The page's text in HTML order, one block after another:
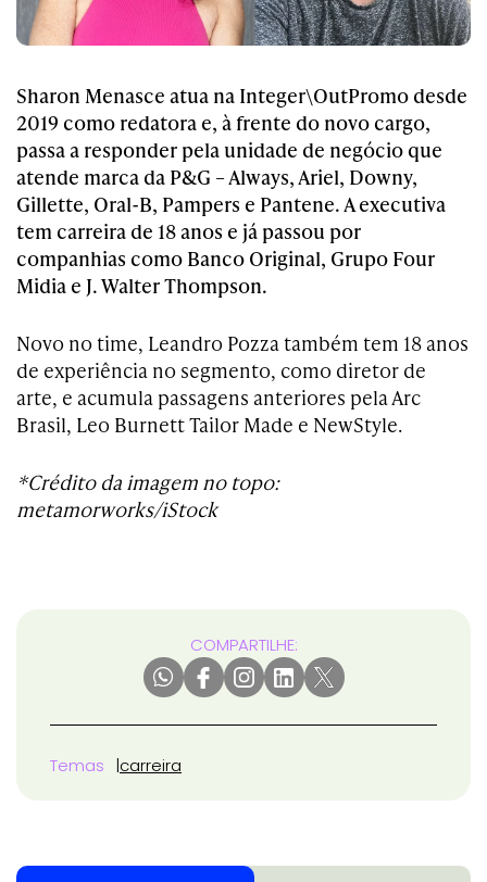
Sharon Menasce atua na Integer\OutPromo desde
2019 como redatora e, à frente do novo cargo,
passa a responder pela unidade de negócio que
atende marca da P&G – Always, Ariel, Downy,
Gillette, Oral-B, Pampers e Pantene. A executiva
tem carreira de 18 anos e já passou por
companhias como Banco Original, Grupo Four
Midia e J. Walter Thompson.
Novo no time, Leandro Pozza também tem 18 anos
de experiência no segmento, como diretor de
arte, e acumula passagens anteriores pela Arc
Brasil, Leo Burnett Tailor Made e NewStyle.
*Crédito da imagem no topo:
metamorworks/iStock
COMPARTILHE:
Temas carreira